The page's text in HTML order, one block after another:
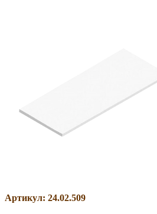
Артикул: 24.02.509